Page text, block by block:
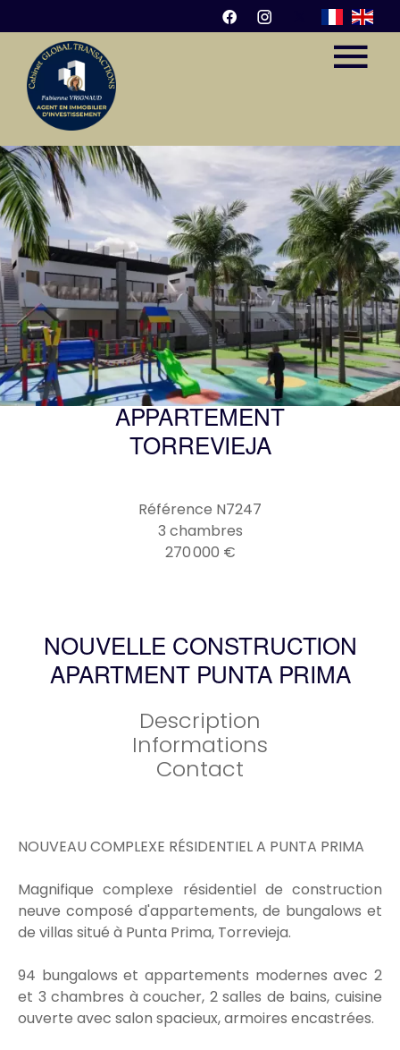
APPARTEMENT
TORREVIEJA
Référence N7247
3 chambres
270 000 €
NOUVELLE CONSTRUCTION
APARTMENT PUNTA PRIMA
Description
Informations
Contact
NOUVEAU COMPLEXE RÉSIDENTIEL A PUNTA PRIMA
Magnifique complexe résidentiel de construction
neuve composé d'appartements, de bungalows et
de villas situé à Punta Prima, Torrevieja.
94 bungalows et appartements modernes avec 2
et 3 chambres à coucher, 2 salles de bains, cuisine
ouverte avec salon spacieux, armoires encastrées.